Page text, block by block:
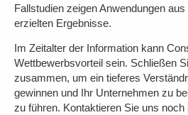
Fallstudien zeigen Anwendungen
erzielten Ergebnisse.
Im Zeitalter der Information kann
Wettbewerbsvorteil sein. Schließen
zusammen, um ein tieferes
gewinnen und Ihr Unternehmen zu
zu führen. Kontaktieren Sie uns noch